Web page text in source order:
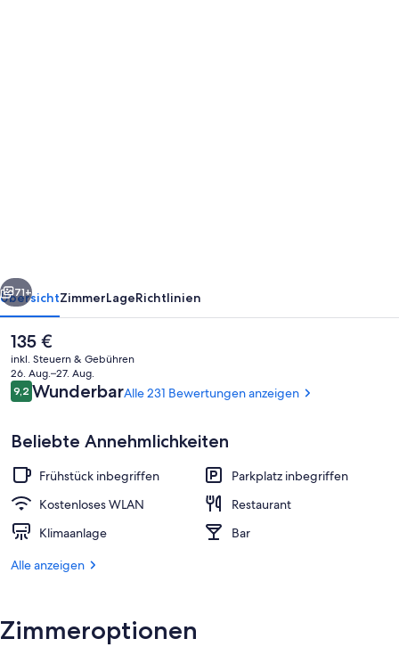
Außenbereich
Weiter
71+
ÜbersichtZimmerLageRichtlinien
Der
aktuelle
Preis
beträgt
135 €.
135 €
inkl. Steuern & Gebühren
26. Aug.–27. Aug.
Bewertungen
9,29,2 von 10.
WunderbarAlle 231 Bewertungen anzeigen
Beliebte Annehmlichkeiten
Frühstück inbegriffen
Parkplatz inbegriffen
Kostenloses WLAN
Restaurant
Klimaanlage
Bar
Alle anzeigen
Zimmeroptionen